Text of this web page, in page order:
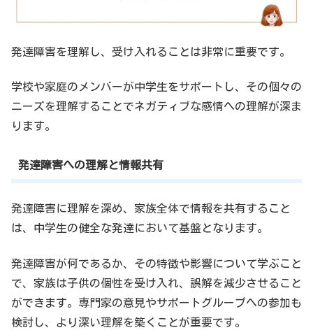
発達障害を理解し、受け入れることは非常に重要です。
学校や家庭のメンバーが中学生をサポートし、その個々の
ニーズを理解することでネガティブな感情への理解が深ま
ります。
発達障害への理解と情報共有
発達障害に理解を深め、家族全体で情報を共有すること
は、中学生の健全な発達において基盤となります。
発達障害が何であるか、その特徴や影響について学ぶこと
で、家族は子供の個性を受け入れ、誤解を減少させること
ができます。専門家の意見やサポートグループへの参加も
検討し、より深い理解を築くことが重要です。